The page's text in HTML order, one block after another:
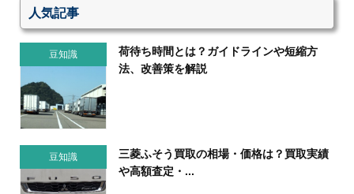
人気記事
豆知識
荷待ち時間とは？ガイドラインや短縮方
法、改善策を解説
豆知識
三菱ふそう買取の相場・価格は？買取実績
や高額査定・...